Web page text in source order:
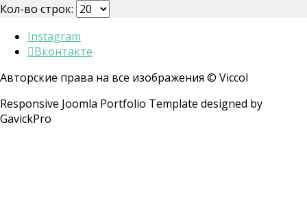
Кол-во строк:
Instagram
Вконтакте
Авторские права на все изображения © Viccol
Responsive Joomla Portfolio Template designed by
GavickPro